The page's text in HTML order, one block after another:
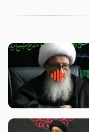
اربعین امام حسین (علیه
با این اشتیاق به زیارت